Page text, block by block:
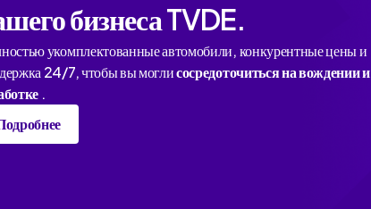
бизнеса TVDE.
укомплектованные автомобили, конкурентные цены и
24/7, чтобы вы моглисосредоточиться на вождении и
.